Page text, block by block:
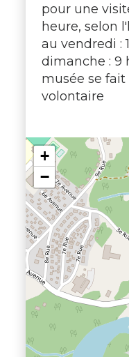
pour une
heure, selon
au vendredi :
dimanche : 9
musée se
volontaire
+
−